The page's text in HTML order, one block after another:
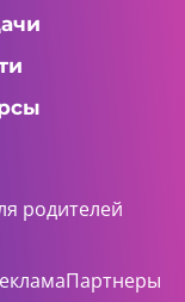
родителей
Партнеры